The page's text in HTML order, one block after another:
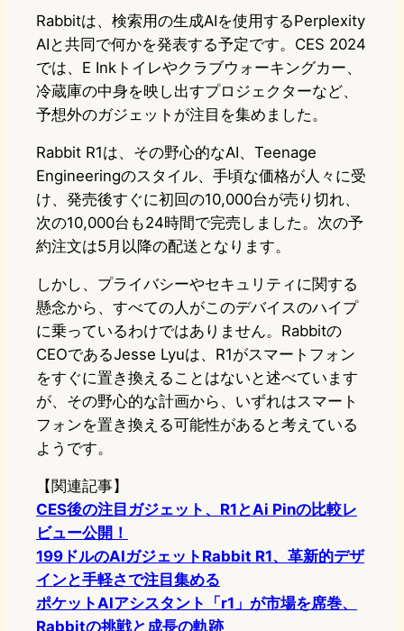
Rabbitは、検索用の生成AIを使用するPerplexity
AIと共同で何かを発表する予定です。CES 2024
では、E Inkトイレやクラブウォーキングカー、
冷蔵庫の中身を映し出すプロジェクターなど、
予想外のガジェットが注目を集めました。
Rabbit R1は、その野心的なAI、Teenage
Engineeringのスタイル、手頃な価格が人々に受
け、発売後すぐに初回の10,000台が売り切れ、
次の10,000台も24時間で完売しました。次の予
約注文は5月以降の配送となります。
しかし、プライバシーやセキュリティに関する
懸念から、すべての人がこのデバイスのハイプ
に乗っているわけではありません。Rabbitの
CEOであるJesse Lyuは、R1がスマートフォン
をすぐに置き換えることはないと述べています
が、その野心的な計画から、いずれはスマート
フォンを置き換える可能性があると考えている
ようです。
【関連記事】
CES後の注目ガジェット、R1とAi Pinの比較レ
ビュー公開！
199ドルのAIガジェットRabbit R1、革新的デザ
インと手軽さで注目集める
ポケットAIアシスタント「r1」が市場を席巻、
Rabbitの挑戦と成長の軌跡